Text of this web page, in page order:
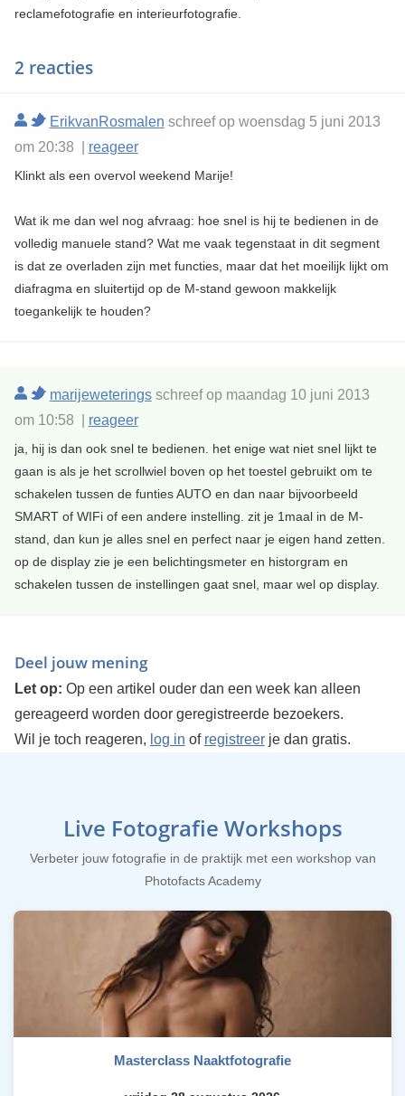
reclamefotografie en interieurfotografie.
2 reacties
ErikvanRosmalen schreef op woensdag 5 juni 2013
om 20:38 | reageer
Klinkt als een overvol weekend Marije!
Wat ik me dan wel nog afvraag: hoe snel is hij te bedienen in de
volledig manuele stand? Wat me vaak tegenstaat in dit segment
is dat ze overladen zijn met functies, maar dat het moeilijk lijkt om
diafragma en sluitertijd op de M-stand gewoon makkelijk
toegankelijk te houden?
marijeweteringsschreef op maandag 10 juni 2013
om 10:58 | reageer
ja, hij is dan ook snel te bedienen. het enige wat niet snel lijkt te
gaan is als je het scrollwiel boven op het toestel gebruikt om te
schakelen tussen de funties AUTO en dan naar bijvoorbeeld
SMART of WIFi of een andere instelling. zit je 1maal in de M-
stand, dan kun je alles snel en perfect naar je eigen hand zetten.
op de display zie je een belichtingsmeter en historgram en
schakelen tussen de instellingen gaat snel, maar wel op display.
Deel jouw mening
Let op: Op een artikel ouder dan een week kan alleen
gereageerd worden door geregistreerde bezoekers.
Wil je toch reageren, log in of registreerje dan gratis.
Live Fotografie Workshops
Verbeter jouw fotografie in de praktijk met een workshop van
Photofacts Academy
Masterclass Naaktfotografie